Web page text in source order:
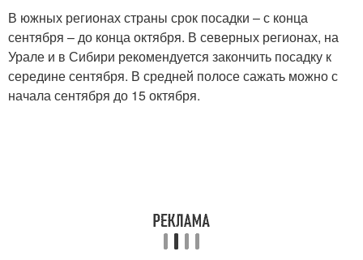
В южных регионах страны срок посадки – с конца
сентября – до конца октября. В северных регионах, на
Урале и в Сибири рекомендуется закончить посадку к
середине сентября. В средней полосе сажать можно с
начала сентября до 15 октября.